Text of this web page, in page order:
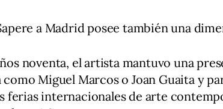
a Madrid posee también una
noventa, el artista mantuvo una
Miguel Marcos o Joan Guaita y
ferias internacionales de arte